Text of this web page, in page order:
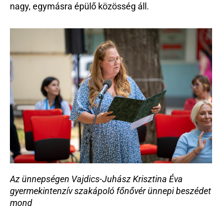
nagy, egymásra épülő közösség áll.
Az ünnepségen Vajdics-Juhász Krisztina Éva
gyermekintenzív szakápoló főnővér ünnepi beszédet
mond